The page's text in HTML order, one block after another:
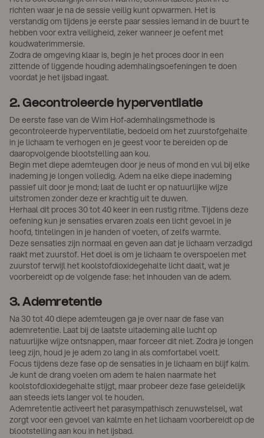
richten waar je na de sessie veilig kunt opwarmen. Het is
verstandig om tijdens je eerste paar sessies iemand in de buurt te
hebben voor extra veiligheid, zeker wanneer je oefent met
koudwaterimmersie.
Zodra de omgeving klaar is, begin je het proces door in een
zittende of liggende houding ademhalingsoefeningen te doen
voordat je het ijsbad ingaat.
2. Gecontroleerde hyperventilatie
De eerste fase van de Wim Hof-ademhalingsmethode is
gecontroleerde hyperventilatie, bedoeld om het zuurstofgehalte
in je lichaam te verhogen en je geest voor te bereiden op de
daaropvolgende blootstelling aan kou.
Begin met diepe ademteugen door je neus of mond en vul bij elke
inademing je longen volledig. Adem na elke diepe inademing
passief uit door je mond; laat de lucht er op natuurlijke wijze
uitstromen zonder deze er krachtig uit te duwen.
Herhaal dit proces 30 tot 40 keer in een rustig ritme. Tijdens deze
oefening kun je sensaties ervaren zoals een licht gevoel in je
hoofd, tintelingen in je handen of voeten, of zelfs warmte.
Deze sensaties zijn normaal en geven aan dat je lichaam verzadigd
raakt met zuurstof. Het doel is om je lichaam te overspoelen met
zuurstof terwijl het koolstofdioxidegehalte licht daalt, wat je
voorbereidt op de volgende fase: het inhouden van de adem.
3. Ademretentie
Na 30 tot 40 diepe ademteugen ga je over naar de fase van
ademretentie. Laat bij de laatste uitademing alle lucht op
natuurlijke wijze ontsnappen, maar forceer dit niet. Zodra je longen
leeg zijn, houd je je adem zo lang in als comfortabel voelt.
Focus tijdens deze fase op de sensaties in je lichaam en blijf kalm.
Je kunt de drang voelen om adem te halen naarmate het
koolstofdioxidegehalte stijgt, maar probeer deze fase geleidelijk
aan steeds iets langer vol te houden.
Ademretentie activeert het parasympathisch zenuwstelsel, wat
zorgt voor een gevoel van kalmte en het lichaam voorbereidt op de
blootstelling aan kou in het ijsbad.